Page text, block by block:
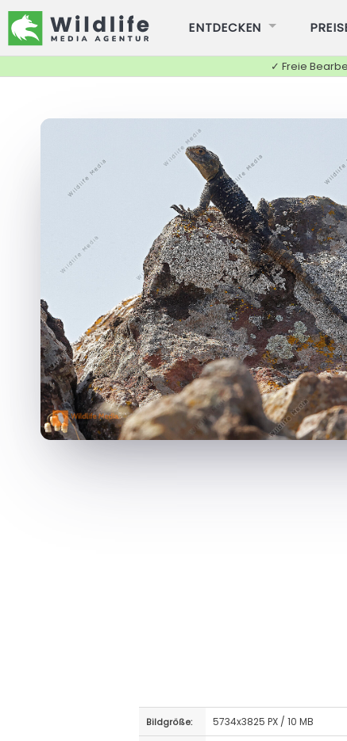
ENTDECKEN
✓ Freie
Bildgröße: 5734x3825 PX / 10 MB